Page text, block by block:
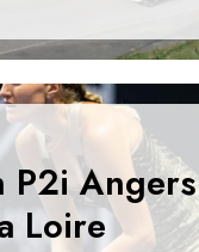
P2i Angers
Loire